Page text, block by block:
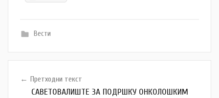
Вести
чланкаПретходни текст
САВЕТОВАЛИШТЕ ЗА ПОДРШКУ ОНКОЛОШКИМ